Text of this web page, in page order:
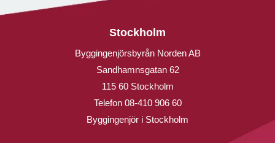
Stockholm
Byggingenjörsbyrån Norden AB
Sandhamnsgatan 62
115 60 Stockholm
Telefon 08-410 906 60
Byggingenjör i Stockholm